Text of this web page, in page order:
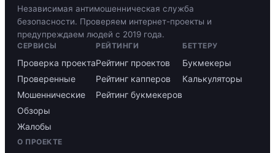
Независимая антимошенническая служба
безопасности. Проверяем интернет-проекты и
предупреждаем людей с 2019 года.
СЕРВИСЫ
Проверка проекта
Проверенные
Мошеннические
Обзоры
Жалобы
РЕЙТИНГИ
Рейтинг проектов
Рейтинг капперов
Рейтинг букмекеров
БЕТТЕРУ
Букмекеры
Калькуляторы
О ПРОЕКТЕ